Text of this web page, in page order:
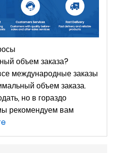
объем заказа?
международные заказы
объем заказа.
но в гораздо
рекомендуем вам